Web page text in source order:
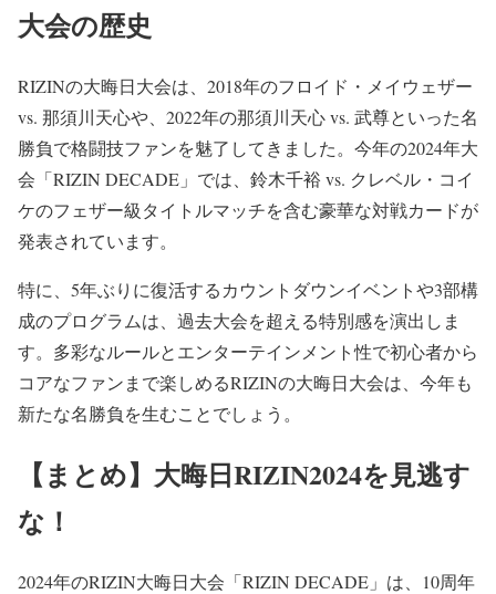
大会の歴史
RIZINの大晦日大会は、2018年のフロイド・メイウェザー
vs. 那須川天心や、2022年の那須川天心 vs. 武尊といった名
勝負で格闘技ファンを魅了してきました。今年の2024年大
会「RIZIN DECADE」では、鈴木千裕 vs. クレベル・コイ
ケのフェザー級タイトルマッチを含む豪華な対戦カードが
発表されています。
特に、5年ぶりに復活するカウントダウンイベントや3部構
成のプログラムは、過去大会を超える特別感を演出しま
す。多彩なルールとエンターテインメント性で初心者から
コアなファンまで楽しめるRIZINの大晦日大会は、今年も
新たな名勝負を生むことでしょう。
【まとめ】大晦日RIZIN2024を見逃す
な！
2024年のRIZIN大晦日大会「RIZIN DECADE」は、10周年